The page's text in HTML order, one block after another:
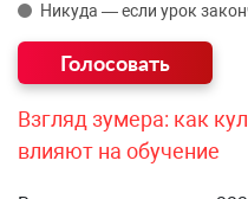
Никуда — если урок
Взгляд зумера: как
влияют на обучение